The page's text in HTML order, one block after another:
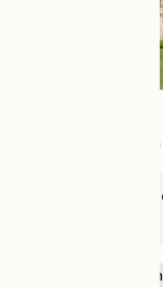
31 km
Vitry-le-
langs kanalen